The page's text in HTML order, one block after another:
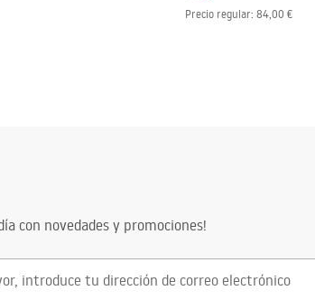
Precio regular: 84,00 €
con novedades y promociones!